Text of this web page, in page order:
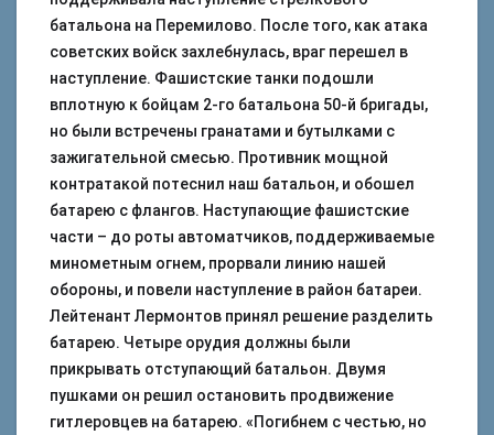
батальона на Перемилово. После того, как атака
советских войск захлебнулась, враг перешел в
наступление. Фашистские танки подошли
вплотную к бойцам 2-го батальона 50-й бригады,
но были встречены гранатами и бутылками с
зажигательной смесью. Противник мощной
контратакой потеснил наш батальон, и обошел
батарею с флангов. Наступающие фашистские
части – до роты автоматчиков, поддерживаемые
минометным огнем, прорвали линию нашей
обороны, и повели наступление в район батареи.
Лейтенант Лермонтов принял решение разделить
батарею. Четыре орудия должны были
прикрывать отступающий батальон. Двумя
пушками он решил остановить продвижение
гитлеровцев на батарею. «Погибнем с честью, но